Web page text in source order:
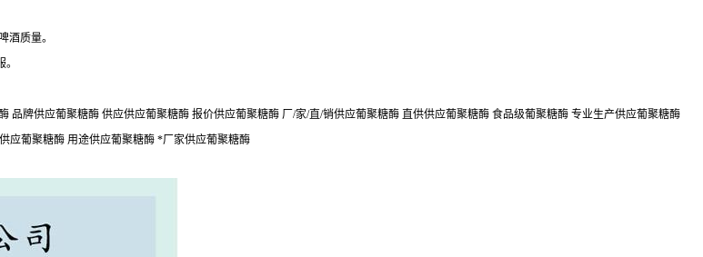
酒质量。
牌供应葡聚糖酶 供应供应葡聚糖酶 报价供应葡聚糖酶 厂/家/直/销供应葡聚糖酶 直供供应葡聚糖酶 食品级葡聚糖酶 专业生产供应葡聚糖酶
应葡聚糖酶 用途供应葡聚糖酶 *厂家供应葡聚糖酶